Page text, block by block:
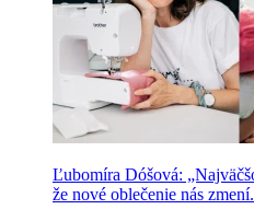
Ľubomíra Dóšová:
že nové oblečenie nás